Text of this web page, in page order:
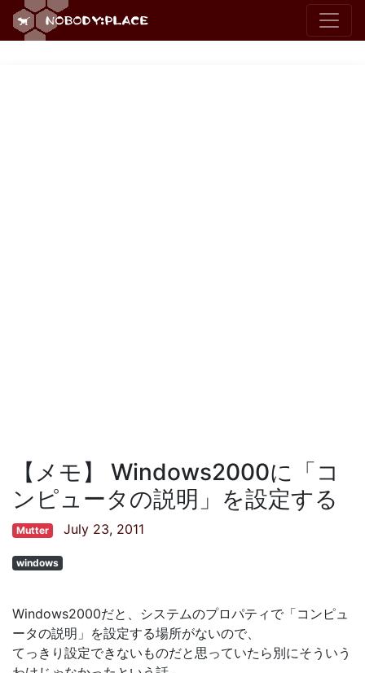
【メモ】 Windows2000に「コ
ンピュータの説明」を設定する
Mutter July 23, 2011
windows
Windows2000だと、システムのプロパティで「コンピュ
ータの説明」を設定する場所がないので、
てっきり設定できないものだと思っていたら別にそういう